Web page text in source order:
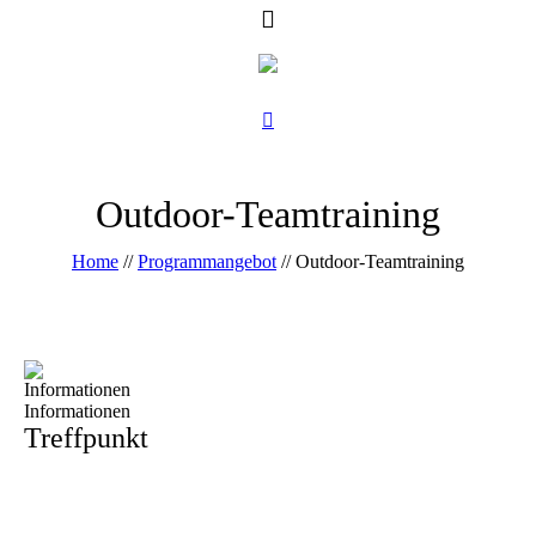
Outdoor-Teamtraining
Home //Programmangebot //Outdoor-Teamtraining
Informationen
Informationen
Treffpunkt